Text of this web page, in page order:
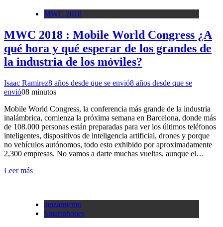
MWC 2018
MWC 2018 : Mobile World Congress ¿A
qué hora y qué esperar de los grandes de
la industria de los móviles?
Isaac Ramirez8 años desde que se envió8 años desde que se
envió08 minutos
Mobile World Congress, la conferencia más grande de la industria
inalámbrica, comienza la próxima semana en Barcelona, ​​donde más
de 108.000 personas están preparadas para ver los últimos teléfonos
inteligentes, dispositivos de inteligencia artificial, drones y porque
no vehículos autónomos, todo esto exhibido por aproximadamente
2,300 empresas. No vamos a darte muchas vueltas, aunque el…
Leer más
lanzamiento
Smartphones